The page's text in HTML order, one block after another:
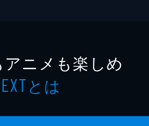
ニメも楽しめ
とは